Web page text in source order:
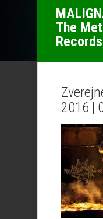
The
2016 |